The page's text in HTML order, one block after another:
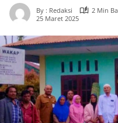
By : Redaksi
2 Min
25 Maret 2025